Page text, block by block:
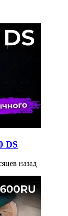
DS
назад